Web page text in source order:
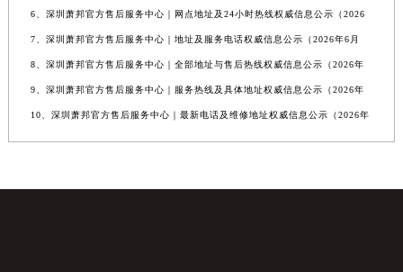
6、深圳萧邦官方售后服务中心｜网点地址及24小时热线权威信息公示（2026
7、深圳萧邦官方售后服务中心｜地址及服务电话权威信息公示（2026年6月
8、深圳萧邦官方售后服务中心｜全部地址与售后热线权威信息公示（2026年
9、深圳萧邦官方售后服务中心｜服务热线及具体地址权威信息公示（2026年
10、深圳萧邦官方售后服务中心｜最新电话及维修地址权威信息公示（2026年